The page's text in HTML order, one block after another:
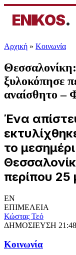
ENIKOS.
Αρχική » Κοινωνία
ξυλοκόπησε
αναίσθητο
Ένα
το
περίπου
EN
ΕΠΙΜΕΛΕΙΑ
Κώστας Τεό
ΔΗΜΟΣΙΕΥΣΗ
Κοινωνία